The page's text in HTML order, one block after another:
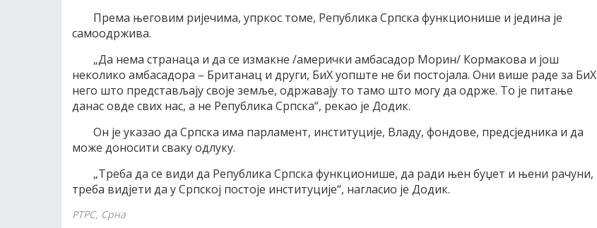
Према његовим ријечима, упркос томе, Република Српска функционише и једина је
самоодржива.
„Да нема странаца и да се измакне /амерички амбасадор Морин/ Кормакова и још
неколико амбасадора – Британац и други, БиХ уопште не би постојала. Они више раде за БиХ
него што представљају своје земље, одржавају то тамо што могу да одрже. То је питање
данас овде свих нас, а не Република Српска“, рекао је Додик.
Он је указао да Српска има парламент, институције, Владу, фондове, предсједника и да
може доносити сваку одлуку.
„Треба да се види да Република Српска функционише, да ради њен буџет и њени рачуни,
треба видјети да у Српској постоје институције“, нагласио је Додик.
РТРС, Срна